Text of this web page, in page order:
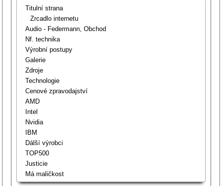
Titulní strana
Zrcadlo internetu
Audio - Federmann, Obchod
Nf. technika
Výrobní postupy
Galerie
Zdroje
Technologie
Cenové zpravodajství
AMD
Intel
Nvidia
IBM
Dálší výrobci
TOP500
Justicie
Má maličkost